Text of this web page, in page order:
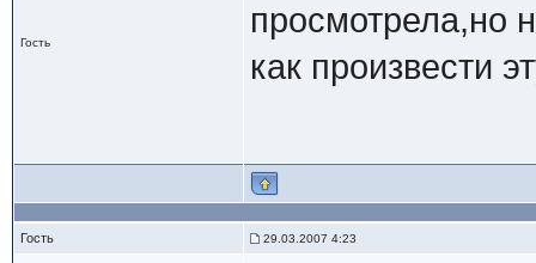
Гость
просмотрела,но
как произвести
Гость 29.03.2007 4:23